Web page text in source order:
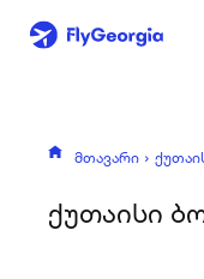
მთავარი
ქუთაისი